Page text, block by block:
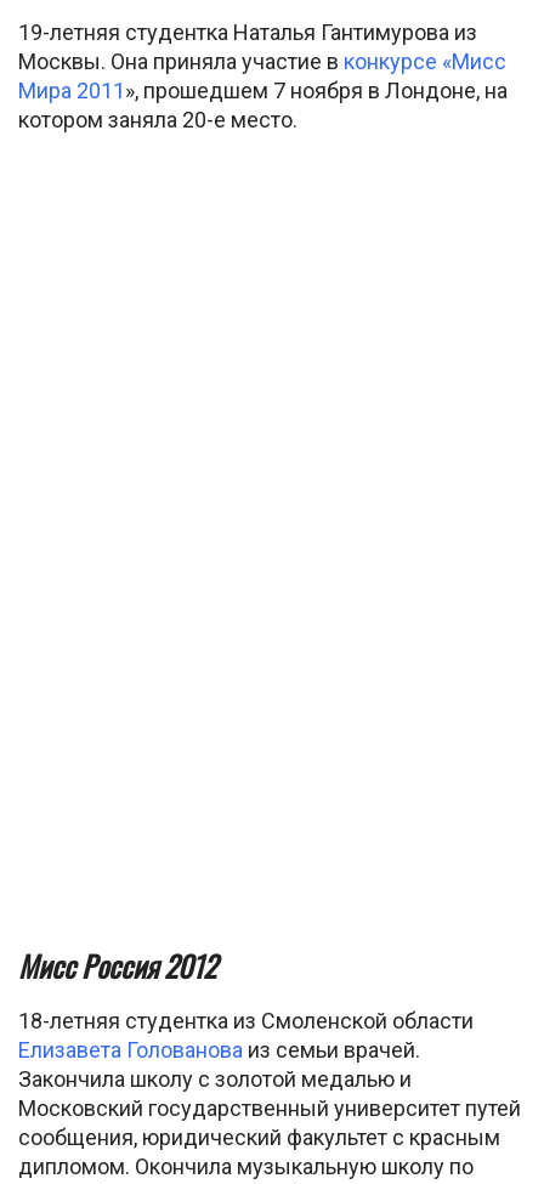
19-летняя студентка Наталья Гантимурова из
Москвы. Она приняла участие в конкурсе «Мисс
Мира 2011», прошедшем 7 ноября в Лондоне, на
котором заняла 20-е место.
Мисс Россия 2012
18-летняя студентка из Смоленской области
Елизавета Голованова из семьи врачей.
Закончила школу с золотой медалью и
Московский государственный университет путей
сообщения, юридический факультет с красным
дипломом. Окончила музыкальную школу по